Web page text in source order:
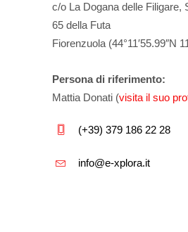
c/o La Dogana delle Filigare,
65 della Futa
Fiorenzuola (44°11′55.99″N
Persona di riferimento:
Mattia Donati (visita il suo
(+39) 379 186 22 28
info@e-xplora.it